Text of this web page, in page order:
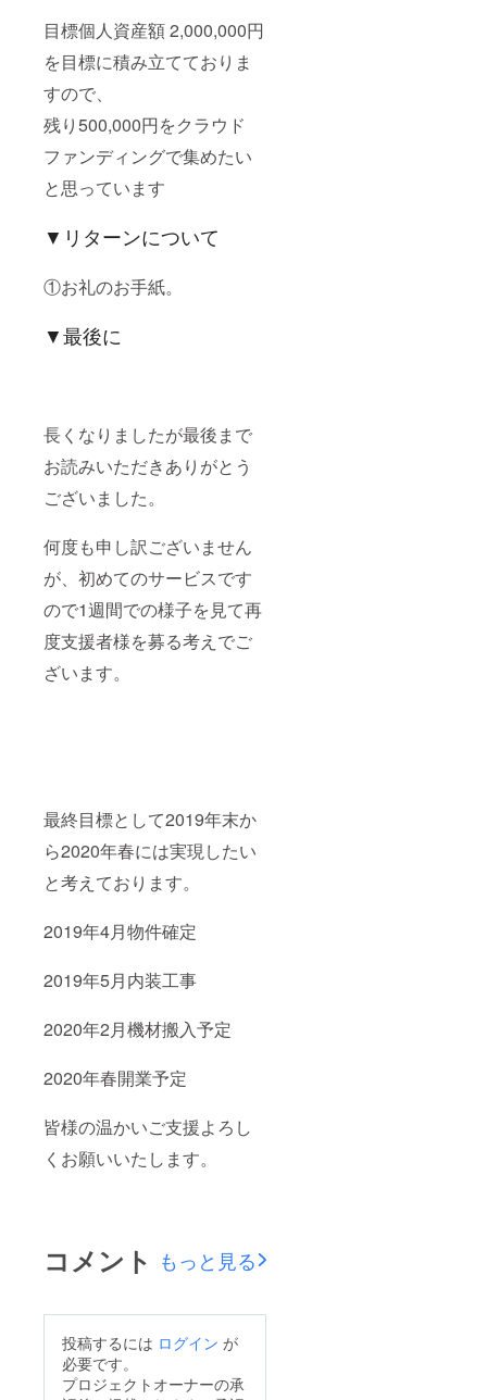
目標個人資産額 2,000,000円
を目標に積み立てておりま
すので、
残り500,000円をクラウド
ファンディングで集めたい
と思っています
▼リターンについて
①お礼のお手紙。
▼最後に
長くなりましたが最後まで
お読みいただきありがとう
ございました。
何度も申し訳ございません
が、初めてのサービスです
ので1週間での様子を見て再
度支援者様を募る考えでご
ざいます。
最終目標として2019年末か
ら2020年春には実現したい
と考えております。
2019年4月物件確定
2019年5月内装工事
2020年2月機材搬入予定
2020年春開業予定
皆様の温かいご支援よろし
くお願いいたします。
コメント もっと見る
投稿するには ログイン が
必要です。
プロジェクトオーナーの承